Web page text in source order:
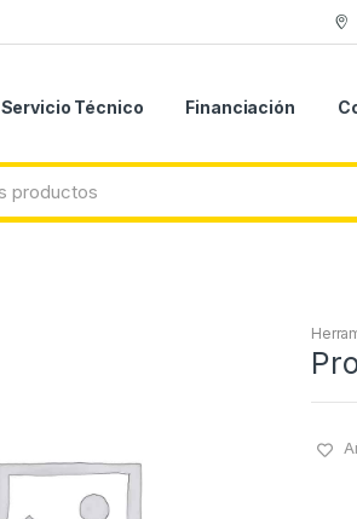
Servicio Técnico Financiación